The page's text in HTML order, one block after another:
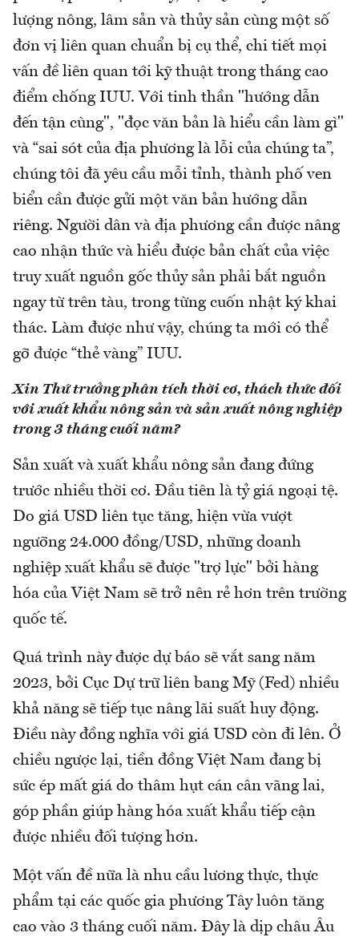
lượng nông, lâm sản và thủy sản cùng một số
đơn vị liên quan chuẩn bị cụ thể, chi tiết mọi
vấn đề liên quan tới kỹ thuật trong tháng cao
điểm chống IUU. Với tinh thần "hướng dẫn
đến tận cùng", "đọc văn bản là hiểu cần làm gì"
và “sai sót của địa phương là lỗi của chúng ta”,
chúng tôi đã yêu cầu mỗi tỉnh, thành phố ven
biển cần được gửi một văn bản hướng dẫn
riêng. Người dân và địa phương cần được nâng
cao nhận thức và hiểu được bản chất của việc
truy xuất nguồn gốc thủy sản phải bắt nguồn
ngay từ trên tàu, trong từng cuốn nhật ký khai
thác. Làm được như vậy, chúng ta mới có thể
gỡ được “thẻ vàng” IUU.
Xin Thứ trưởng phân tích thời cơ, thách thức đối
với xuất khẩu nông sản và sản xuất nông nghiệp
trong 3 tháng cuối năm?
Sản xuất và xuất khẩu nông sản đang đứng
trước nhiều thời cơ. Đầu tiên là tỷ giá ngoại tệ.
Do giá USD liên tục tăng, hiện vừa vượt
ngưỡng 24.000 đồng/USD, những doanh
nghiệp xuất khẩu sẽ được "trợ lực" bởi hàng
hóa của Việt Nam sẽ trở nên rẻ hơn trên trường
quốc tế.
Quá trình này được dự báo sẽ vắt sang năm
2023, bởi Cục Dự trữ liên bang Mỹ (Fed) nhiều
khả năng sẽ tiếp tục nâng lãi suất huy động.
Điều này đồng nghĩa với giá USD còn đi lên. Ở
chiều ngược lại, tiền đồng Việt Nam đang bị
sức ép mất giá do thâm hụt cán cân vãng lai,
góp phần giúp hàng hóa xuất khẩu tiếp cận
được nhiều đối tượng hơn.
Một vấn đề nữa là nhu cầu lương thực, thực
phẩm tại các quốc gia phương Tây luôn tăng
cao vào 3 tháng cuối năm. Đây là dịp châu Âu